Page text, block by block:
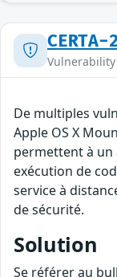
De multiples
Apple OS X
permettent à
exécution de
service à
de sécurité.
Solution
Se référer au